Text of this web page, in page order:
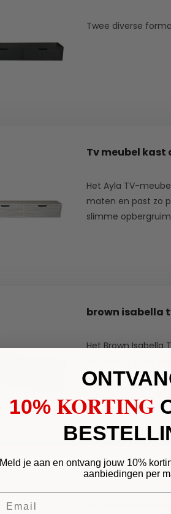
Twee diverse
Tv meubel kast
Het Ayla TV-
maten en past zo
slimme
brown isabella
Het Brown Isabella
zo perfect in elk
en een echte
Isabella
Het Isabella
10%​ KORTING
Meld je aan en ontvang jouw 10%
aanbiedingen per